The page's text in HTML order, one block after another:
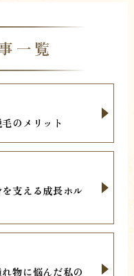
一覧
のメリット
支える成長ホル
物に悩んだ私の